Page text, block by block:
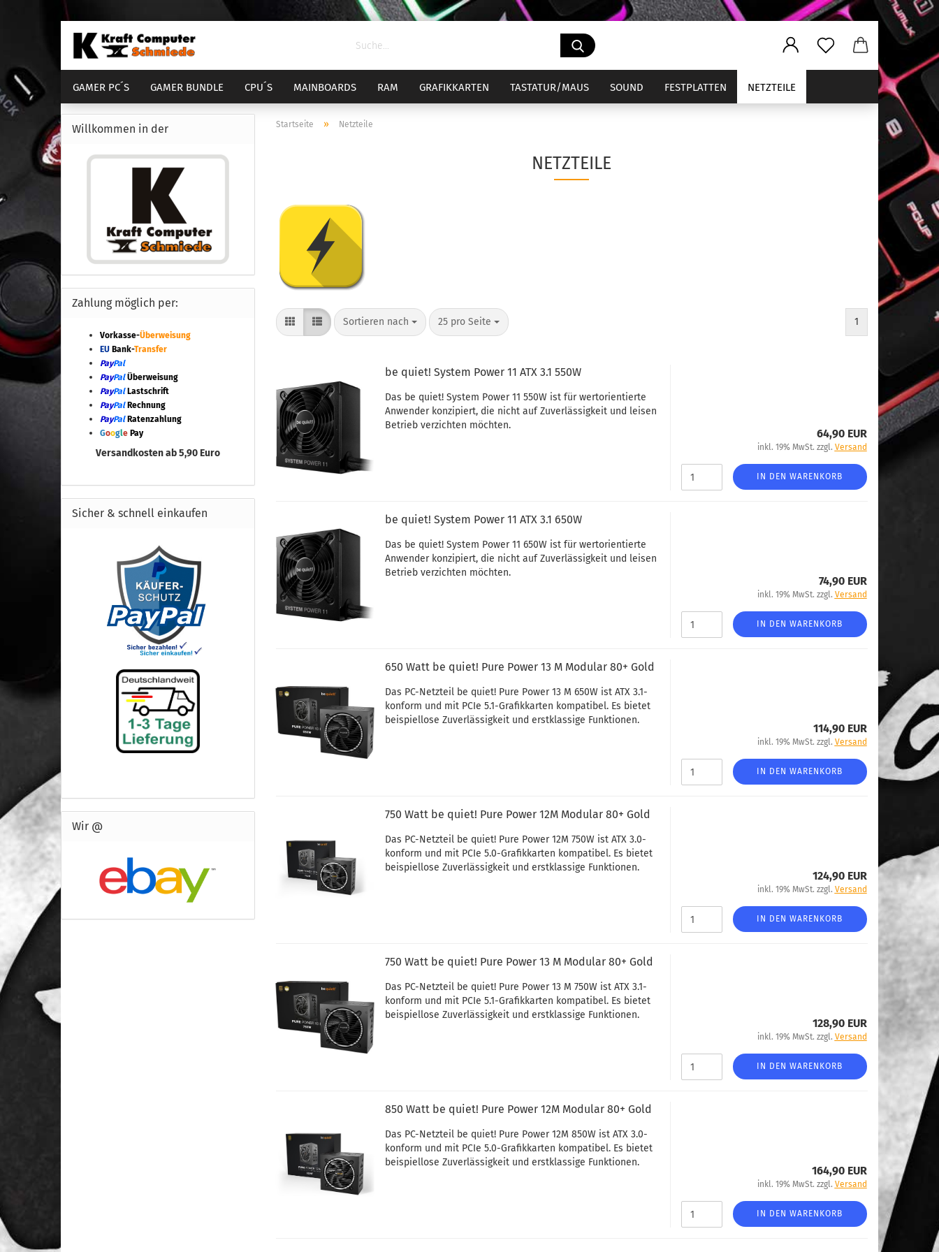
GAMER PC´S GAMER BUNDLE
AM5 Bundle
CPU´S
CPU-Wasserkühler
MAINBOARDS RAM GRAFIKKARTEN TASTATUR/MAUS SOUND FESTPLATTEN NETZTEILE
DIENSTLEISTUNGEN COMPUTER GEHÄUSEStartseite » Netzteile
NETZTEILE
Sortieren nach 25 pro Seite 1
be quiet! System Power 11 ATX 3.1 550W
Das be quiet! System Power 11 550W ist für wertorientierte
Anwender konzipiert, die nicht auf Zuverlässigkeit und leisen
Betrieb verzichten möchten.
64,90 EUR
inkl. 19% MwSt. zzgl. Versand
IN DEN WARENKORB
be quiet! System Power 11 ATX 3.1 650W
Das be quiet! System Power 11 650W ist für wertorientierte
Anwender konzipiert, die nicht auf Zuverlässigkeit und leisen
Betrieb verzichten möchten.
74,90 EUR
inkl. 19% MwSt. zzgl. Versand
IN DEN WARENKORB
650 Watt be quiet! Pure Power 13 M Modular 80+ Gold
Das PC-Netzteil be quiet! Pure Power 13 M 650W ist ATX 3.1-
konform und mit PCIe 5.1-Grafikkarten kompatibel. Es bietet
beispiellose Zuverlässigkeit und erstklassige Funktionen.
114,90 EUR
inkl. 19% MwSt. zzgl. Versand
IN DEN WARENKORB
750 Watt be quiet! Pure Power 12M Modular 80+ Gold
Das PC-Netzteil be quiet! Pure Power 12M 750W ist ATX 3.0-
konform und mit PCIe 5.0-Grafikkarten kompatibel. Es bietet
beispiellose Zuverlässigkeit und erstklassige Funktionen.
124,90 EUR
inkl. 19% MwSt. zzgl. Versand
IN DEN WARENKORB
750 Watt be quiet! Pure Power 13 M Modular 80+ Gold
Das PC-Netzteil be quiet! Pure Power 13 M 750W ist ATX 3.1-
konform und mit PCIe 5.1-Grafikkarten kompatibel. Es bietet
beispiellose Zuverlässigkeit und erstklassige Funktionen.
128,90 EUR
inkl. 19% MwSt. zzgl. Versand
IN DEN WARENKORB
850 Watt be quiet! Pure Power 12M Modular 80+ Gold
Das PC-Netzteil be quiet! Pure Power 12M 850W ist ATX 3.0-
konform und mit PCIe 5.0-Grafikkarten kompatibel. Es bietet
beispiellose Zuverlässigkeit und erstklassige Funktionen.
164,90 EUR
inkl. 19% MwSt. zzgl. Versand
IN DEN WARENKORB
Willkommen in der
Zahlung möglich per:
Vorkasse-Überweisung
EU Bank-Transfer
PayPal
PayPalÜberweisung
PayPal Lastschrift
PayPal Rechnung
PayPal Ratenzahlung
Google Pay
Versandkosten ab 5,90 Euro
Sicher & schnell einkaufen
Wir @